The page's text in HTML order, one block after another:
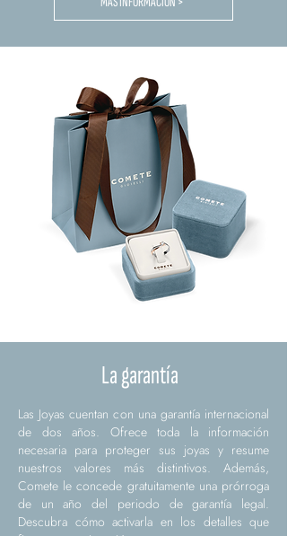
La garantía
Las Joyas cuentan con una garantía internacional
de dos años. Ofrece toda la información
necesaria para proteger sus joyas y resume
nuestros valores más distintivos. Además,
Comete le concede gratuitamente una prórroga
de un año del periodo de garantía legal.
Descubra cómo activarla en los detalles que